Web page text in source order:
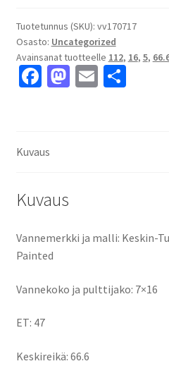
Tuotetunnus (SKU): vv170717
Osasto: Uncategorized
Avainsanat tuotteelle 112, 16, 5,
Fa
o
M E S
Kuvaus
Kuvaus
Vannemerkki ja malli: Keskin-
Painted
Vannekoko ja pulttijako: 7×16
ET: 47
Keskireikä: 66.6